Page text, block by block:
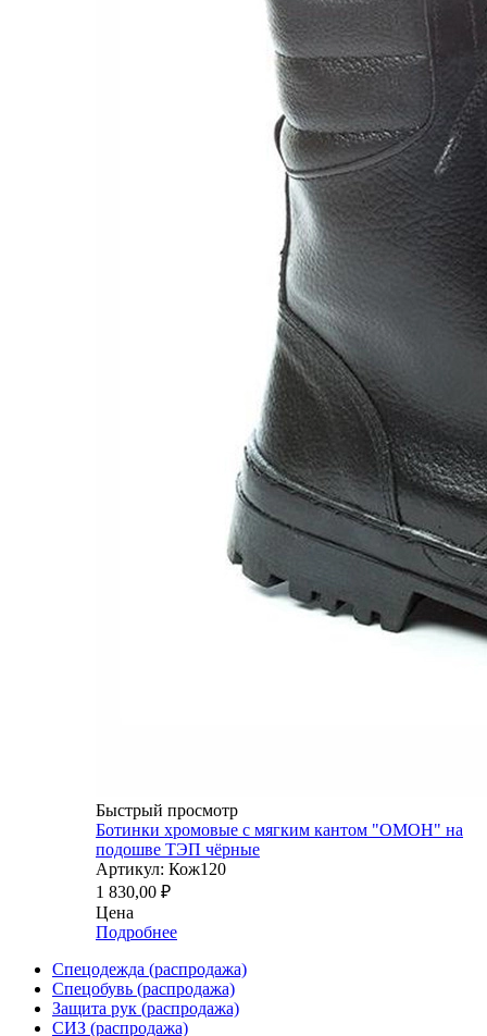
Быстрый просмотр
Ботинки хромовые с мягким кантом "ОМОН" на
подошве ТЭП чёрные
Артикул: Кож120
1 830,00 ₽
Цена
Подробнее
Спецодежда (распродажа)
Спецобувь (распродажа)
Защита рук (распродажа)
СИЗ (распродажа)